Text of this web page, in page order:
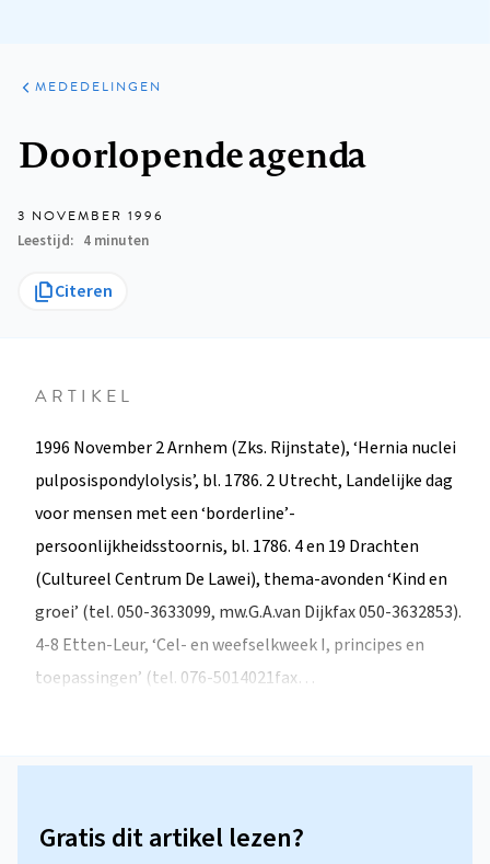
ARTIKELEN
VARIA
MEDEDELINGEN
Doorlopende agenda
3 NOVEMBER 1996
Leestijd
4 minuten
Citeren
ARTIKEL
1996 November 2 Arnhem (Zks. Rijnstate), ‘Hernia nuclei
pulposispondylolysis’, bl. 1786. 2 Utrecht, Landelijke dag
voor mensen met een ‘borderline’-
persoonlijkheidsstoornis, bl. 1786. 4 en 19 Drachten
(Cultureel Centrum De Lawei), thema-avonden ‘Kind en
groei’ (tel. 050-3633099, mw.G.A.van Dijkfax 050-3632853).
4-8 Etten-Leur, ‘Cel- en weefselkweek I, principes en
toepassingen’ (tel. 076-5014021fax…
Gratis dit artikel lezen?